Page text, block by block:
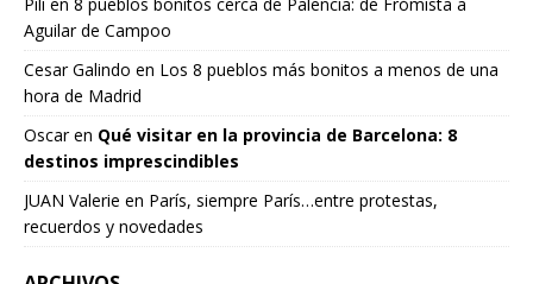
Aguilar de Campoo
Cesar Galindo en Los 8 pueblos más bonitos a menos de una
hora de Madrid
Oscaren Qué visitar en la provincia de Barcelona: 8
destinos imprescindibles
JUAN Valerie en París, siempre París…entre protestas,
recuerdos y novedades